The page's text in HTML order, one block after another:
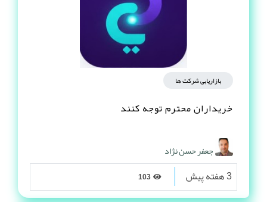
بازاریابی شرکت ها
خریداران محترم توجه کنند
جعفر حسن نژاد
3 هفته پیش